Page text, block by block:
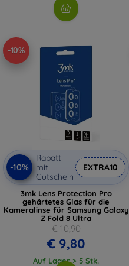
-10%
-10%
Rabatt
mit
Gutschein
EXTRA10
3mk Lens Protection Pro
gehärtetes Glas für die
Kameralinse für Samsung Galaxy
Z Fold 8 Ultra
€ 10,90
€ 9,80
Auf Lager > 5 Stk.